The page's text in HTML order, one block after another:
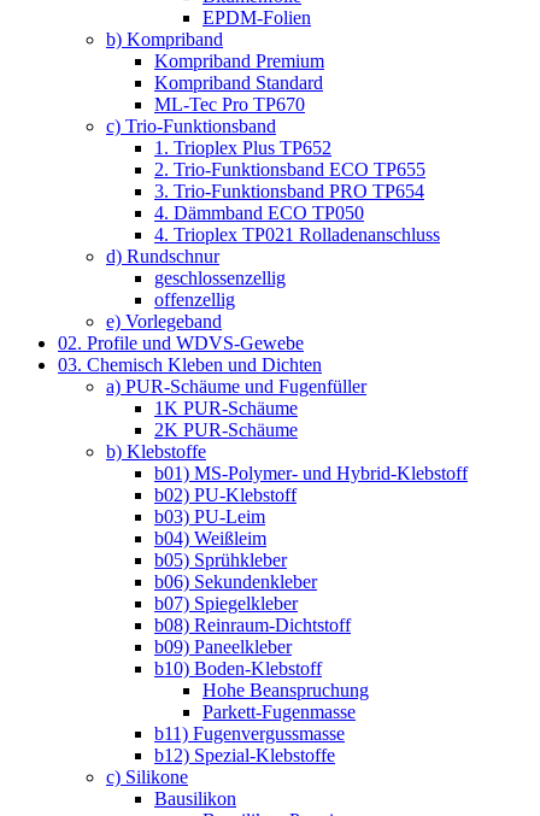
EPDM-Folien
b) Kompriband
Kompriband Premium
Kompriband Standard
ML-Tec Pro TP670
c) Trio-Funktionsband
1. Trioplex Plus TP652
2. Trio-Funktionsband ECO TP655
3. Trio-Funktionsband PRO TP654
4. Dämmband ECO TP050
4. Trioplex TP021 Rolladenanschluss
d) Rundschnur
geschlossenzellig
offenzellig
e) Vorlegeband
02. Profile und WDVS-Gewebe
03. Chemisch Kleben und Dichten
a) PUR-Schäume und Fugenfüller
1K PUR-Schäume
2K PUR-Schäume
b) Klebstoffe
b01) MS-Polymer- und Hybrid-Klebstoff
b02) PU-Klebstoff
b03) PU-Leim
b04) Weißleim
b05) Sprühkleber
b06) Sekundenkleber
b07) Spiegelkleber
b08) Reinraum-Dichtstoff
b09) Paneelkleber
b10) Boden-Klebstoff
Hohe Beanspruchung
Parkett-Fugenmasse
b11) Fugenvergussmasse
b12) Spezial-Klebstoffe
c) Silikone
Bausilikon